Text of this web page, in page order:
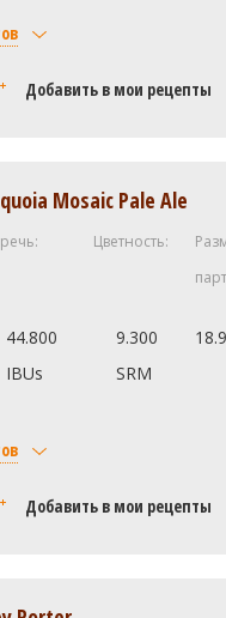
Добавить в мои рецепты
UK (3.0 SRM)
мох 0.25 чайная
Добавить в мои рецепты
Mosaic Pale Ale
Цветность:
44.800
IBUs
9.300
SRM
Pale Ale